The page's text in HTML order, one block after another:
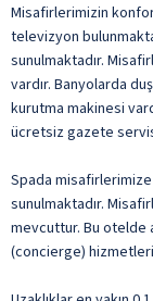
Misafirlerimizin
televizyon
sunulmaktadır.
vardır. Banyolarda
kurutma makinesi
ücretsiz gazete
Spada misafirlerimize
sunulmaktadır.
mevcuttur. Bu otelde
(concierge)